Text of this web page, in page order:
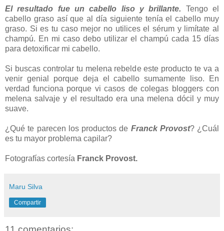
El resultado fue un cabello liso y brillante. Tengo el
cabello graso así que al día siguiente tenía el cabello muy
graso. Si es tu caso mejor no utilices el sérum y limítate al
champú. En mi caso debo utilizar el champú cada 15 días
para detoxificar mi cabello.
Si buscas controlar tu melena rebelde este producto te va a
venir genial porque deja el cabello sumamente liso. En
verdad funciona porque vi casos de colegas bloggers con
melena salvaje y el resultado era una melena dócil y muy
suave.
¿Qué te parecen los productos de Franck Provost? ¿Cuál
es tu mayor problema capilar?
Fotografías cortesía Franck Provost.
Maru Silva
Compartir